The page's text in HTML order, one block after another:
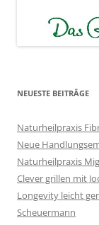
NEUESTE BEITRÄGE
Naturheilpraxis
Neue
Naturheilpraxis
Clever grillen mit
Longevity leicht
Scheuermann